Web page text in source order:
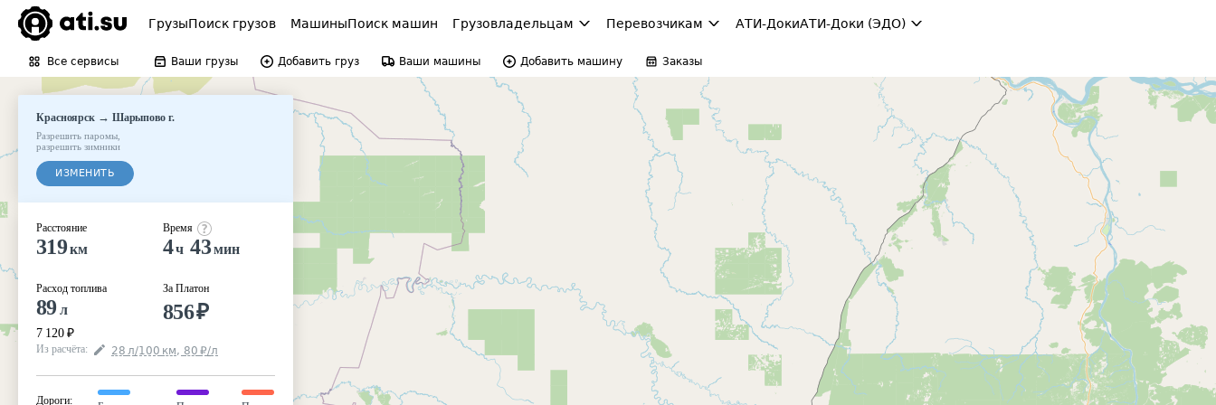
ГрузыПоиск грузов МашиныПоиск машин Грузовладельцам Перевозчикам АТИ-ДокиАТИ-Доки (ЭДО)
Все сервисы Ваши грузы Добавить груз Ваши машины Добавить машину Заказы
Красноярск → Шарыпово г.
Разрешить паромы
разрешить зимники
ИЗМЕНИТЬ
Расстояние
319км
Расход топлива
89л
7 120 ₽
Время
4ч 43мин
За Платон
856₽
Из расчёта: 28 л/100 км, 80 ₽/л
Дороги: